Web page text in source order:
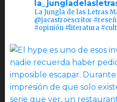
La Jungla de las Letras
@jacastroescritor
#opinión #literatura